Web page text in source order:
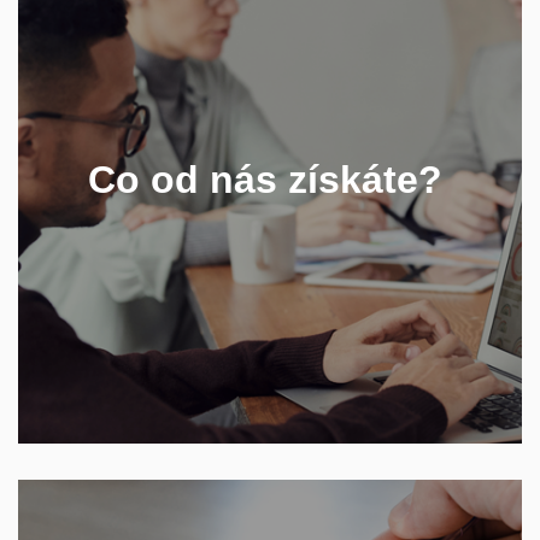
Co od nás získáte?
- Individuální i shrnující výsledky o tom, jaké
faktory ovlivňují vaše pracovní nasazení
- Elektronickou poukázku do knihkupectví
Dobrovský v hodnotě
300 Kč